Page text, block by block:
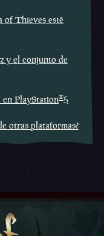
of Thieves esté
y el conjunto de
PlayStation®5
otras plataformas?